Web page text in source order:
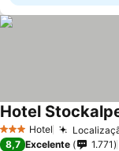
3 EstrelasHotel
Hotel
8,7 Excelente 1.771